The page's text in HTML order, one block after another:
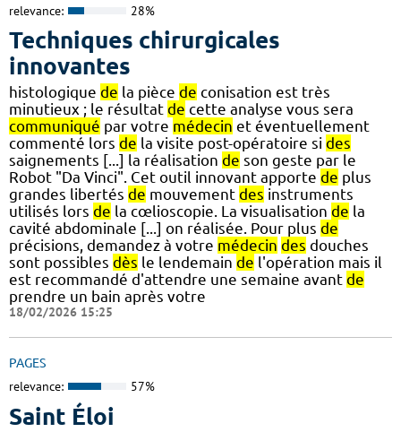
relevance: 28%
Techniques chirurgicales
innovantes
histologique de la pièce de conisation est très
minutieux ; le résultat de cette analyse vous sera
communiqué par votre médecin et éventuellement
commenté lors de la visite post-opératoire si des
saignements [...] la réalisation de son geste par le
Robot "Da Vinci". Cet outil innovant apporte de plus
grandes libertés de mouvement des instruments
utilisés lors de la cœlioscopie. La visualisation de la
cavité abdominale [...] on réalisée. Pour plus de
précisions, demandez à votre médecin des douches
sont possibles dès le lendemain de l'opération mais il
est recommandé d'attendre une semaine avant de
prendre un bain après votre
18/02/2026 15:25
PAGES
relevance: 57%
Saint Éloi